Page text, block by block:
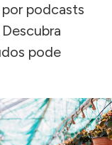
podcasts
pode